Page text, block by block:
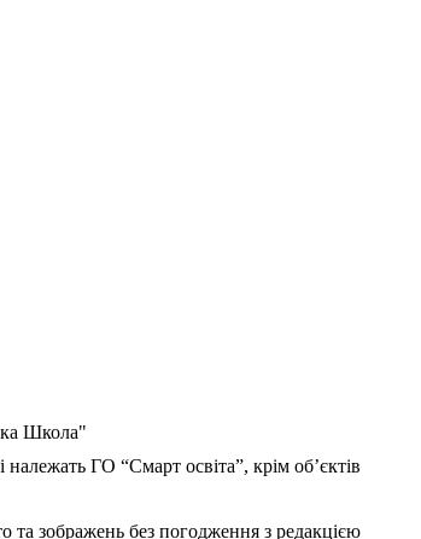
Школа"
ГО “Смарт освіта”, крім об’єктів
та зображень без погодження з редакцією